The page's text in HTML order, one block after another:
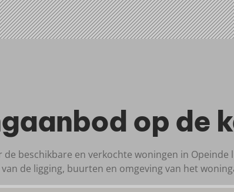
op de
de beschikbare en verkochte woningen in Opeinde
de ligging, buurten en omgeving van het